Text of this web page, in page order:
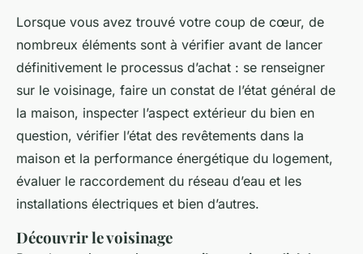
Lorsque vous avez trouvé votre coup de cœur, de
nombreux éléments sont à vérifier avant de lancer
définitivement le processus d’achat : se renseigner
sur le voisinage, faire un constat de l’état général de
la maison, inspecter l’aspect extérieur du bien en
question, vérifier l’état des revêtements dans la
maison et la performance énergétique du logement,
évaluer le raccordement du réseau d’eau et les
installations électriques et bien d’autres.
Découvrir le voisinage